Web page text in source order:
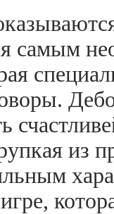
самым
из